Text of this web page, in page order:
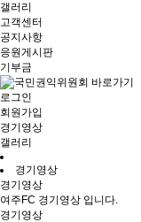
갤러리
고객센터
공지사항
응원게시판
기부금
로그인
회원가입
경기영상
갤러리
경기영상
경기영상
여주FC 경기영상 입니다.
경기영상